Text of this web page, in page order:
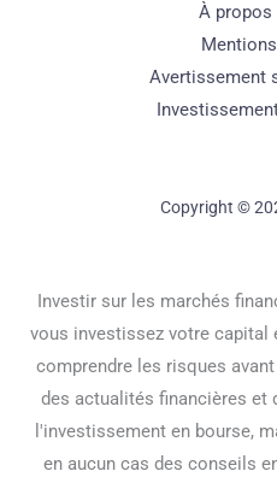
À propos
Avertissement
Copyright ©
Investir sur les marchés
vous investissez votre capital
comprendre les risques
des actualités financières et
l'investissement en bourse,
en aucun cas des conseils